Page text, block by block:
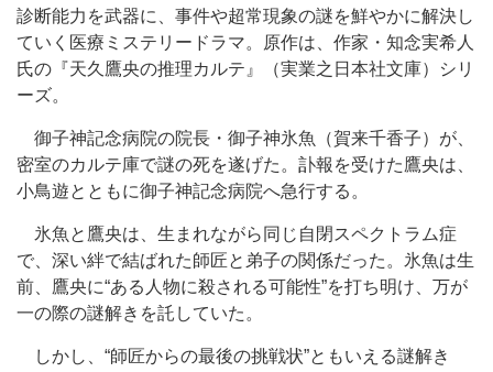
診断能力を武器に、事件や超常現象の謎を鮮やかに解決し
ていく医療ミステリードラマ。原作は、作家・知念実希人
氏の『天久鷹央の推理カルテ』（実業之日本社文庫）シリ
ーズ。
御子神記念病院の院長・御子神氷魚（賀来千香子）が、
密室のカルテ庫で謎の死を遂げた。訃報を受けた鷹央は、
小鳥遊とともに御子神記念病院へ急行する。
氷魚と鷹央は、生まれながら同じ自閉スペクトラム症
で、深い絆で結ばれた師匠と弟子の関係だった。氷魚は生
前、鷹央に“ある人物に殺される可能性”を打ち明け、万が
一の際の謎解きを託していた。
しかし、“師匠からの最後の挑戦状”ともいえる謎解き